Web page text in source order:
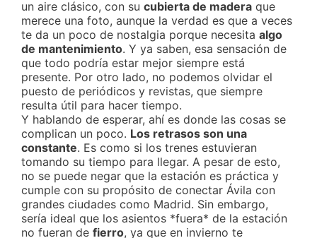
un aire clásico, con su cubierta de madera que
merece una foto, aunque la verdad es que a veces
te da un poco de nostalgia porque necesita algo
de mantenimiento. Y ya saben, esa sensación de
que todo podría estar mejor siempre está
presente. Por otro lado, no podemos olvidar el
puesto de periódicos y revistas, que siempre
resulta útil para hacer tiempo.
Y hablando de esperar, ahí es donde las cosas se
complican un poco. Los retrasos son una
constante. Es como si los trenes estuvieran
tomando su tiempo para llegar. A pesar de esto,
no se puede negar que la estación es práctica y
cumple con su propósito de conectar Ávila con
grandes ciudades como Madrid. Sin embargo,
sería ideal que los asientos *fuera* de la estación
no fueran de fierro, ya que en invierno te